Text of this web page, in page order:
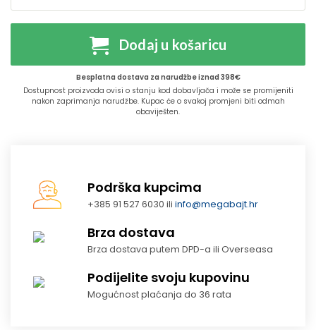
Dodaj u košaricu
Besplatna dostava za narudžbe iznad 398€
Dostupnost proizvoda ovisi o stanju kod dobavljača i može se promijeniti
nakon zaprimanja narudžbe. Kupac će o svakoj promjeni biti odmah
obaviješten.
Podrška kupcima
+385 91 527 6030 iliinfo@megabajt.hr
Brza dostava
Brza dostava putem DPD-a ili Overseasa
Podijelite svoju kupovinu
Mogućnost plaćanja do 36 rata